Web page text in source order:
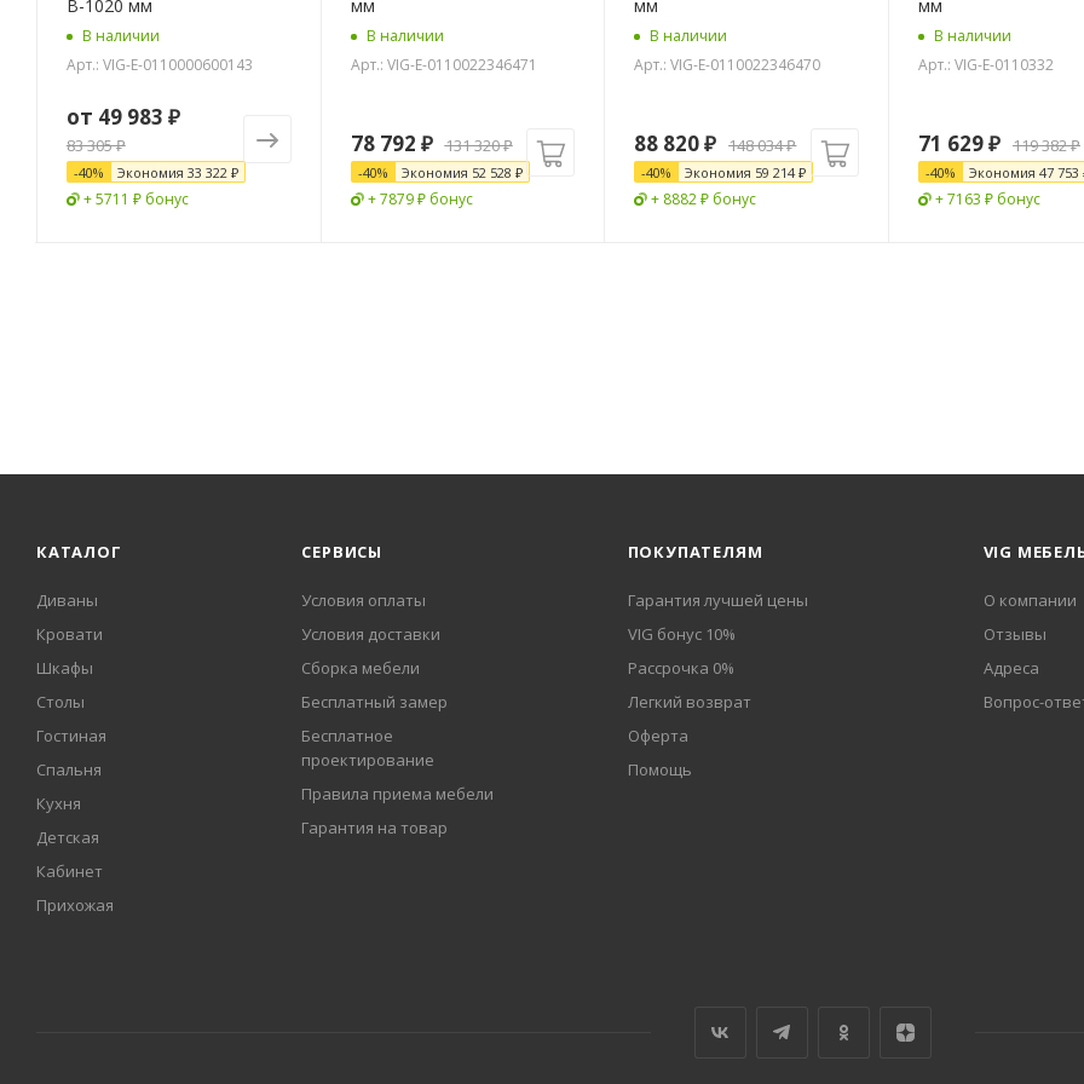
В-1020 мм
В наличии
Арт.: VIG-E-0110000600143
от 49 983 ₽
83 305 ₽
-40% Экономия 33 322 ₽
+ 5711 ₽ бонус
мм
В наличии
Арт.: VIG-E-0110022346471
78 792 ₽ 131 320₽
-40% Экономия 52 528 ₽
+ 7879 ₽ бонус
мм
В наличии
Арт.: VIG-E-0110022346470
88 820₽ 148 034₽
-40% Экономия 59 214₽
+ 8882 ₽ бонус
мм
В наличии
Арт.: VIG-E-0110332
71 629₽ 119 382₽
-40% Экономия 47 753
+ 7163 ₽ бонус
КАТАЛОГ
Диваны
Кровати
Шкафы
Столы
Гостиная
Спальня
Кухня
Детская
Кабинет
Прихожая
СЕРВИСЫ
Условия оплаты
Условия доставки
Сборка мебели
Бесплатный замер
Бесплатное
проектирование
Правила приема мебели
Гарантия на товар
ПОКУПАТЕЛЯМ
Гарантия лучшей цены
VIG бонус 10%
Рассрочка 0%
Легкий возврат
Оферта
Помощь
VIG
О компании
Отзывы
Адреса
Вопрос-